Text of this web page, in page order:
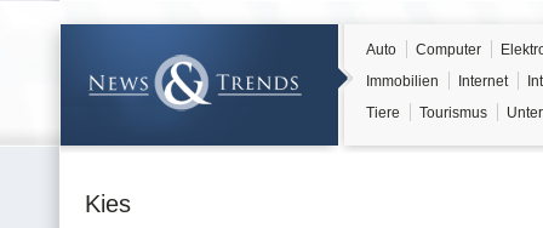
Auto Computer
Immobilien
Internet
Tiere
Tourismus
Kies